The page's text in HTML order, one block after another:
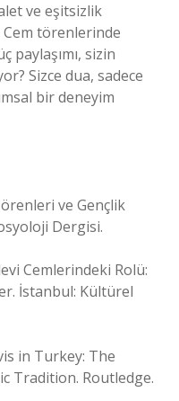
ve eşitsizlik
Cem törenlerinde
paylaşımı, sizin
Sizce dua, sadece
bir deneyim
ve Gençlik
Dergisi.
Cemlerindeki Rolü:
İstanbul: Kültürel
in Turkey: The
Tradition. Routledge.